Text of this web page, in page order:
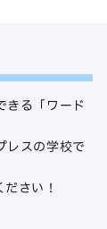
きる「ワード
レスの学校で
さい！